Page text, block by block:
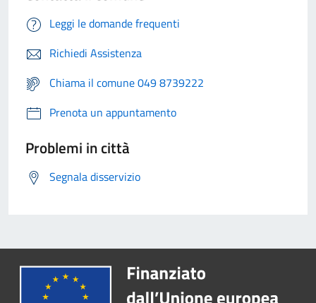
Leggi le domande frequenti
Richiedi Assistenza
Chiama il comune 049 8739222
Prenota un appuntamento
Problemi in città
Segnala disservizio